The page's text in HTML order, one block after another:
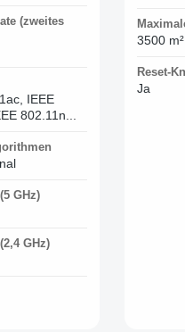
(zweites
IEEE
802.11n...
GHz)
GHz)
3500 m²
Reset-
Ja